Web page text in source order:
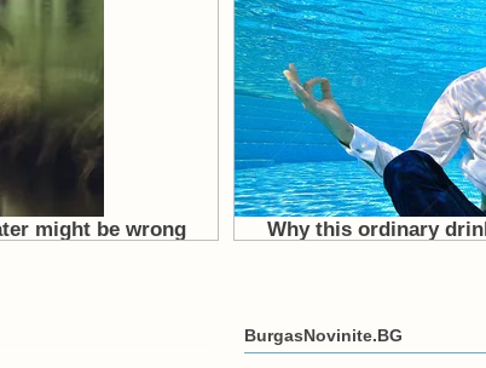
BurgasNovinite.BG